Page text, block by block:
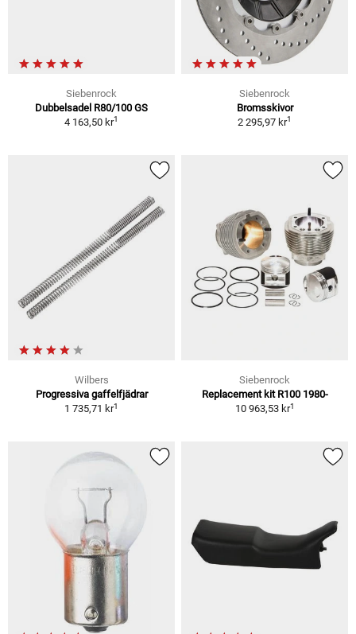
Siebenrock
Dubbelsadel R80/100 GS
4 163,50 kr1
Siebenrock
Bromsskivor
2 295,97 kr1
Wilbers
Progressiva gaffelfjädrar
1 735,71 kr1
Siebenrock
Replacement kit R100 1980-
10 963,53 kr1